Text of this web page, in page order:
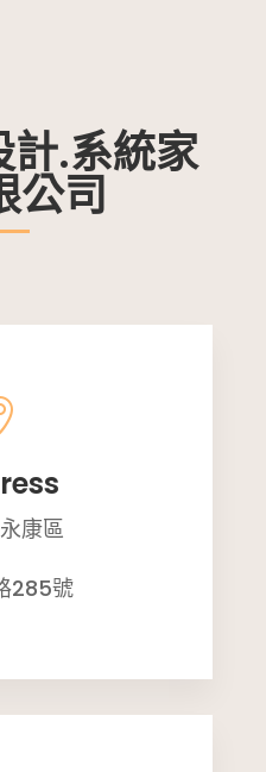
計.系統家
公司
康區
285號